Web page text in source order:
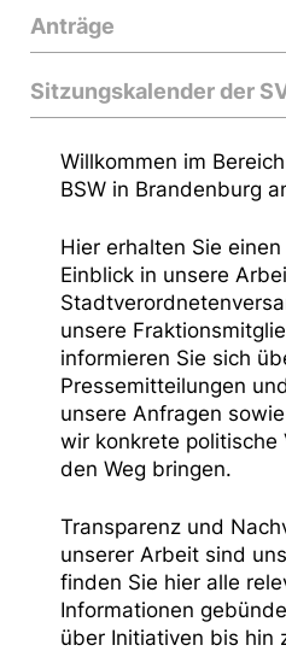
Anträge
Sitzungskalender der
Willkommen im Bereich
BSW in Brandenburg
Hier erhalten Sie
Einblick in unsere
unsere
informieren Sie sich
Pressemitteilungen
unsere Anfragen
wir konkrete politische
den Weg bringen.
Transparenz und
unserer Arbeit sind
finden Sie hier alle
Informationen
über Initiativen bis hin